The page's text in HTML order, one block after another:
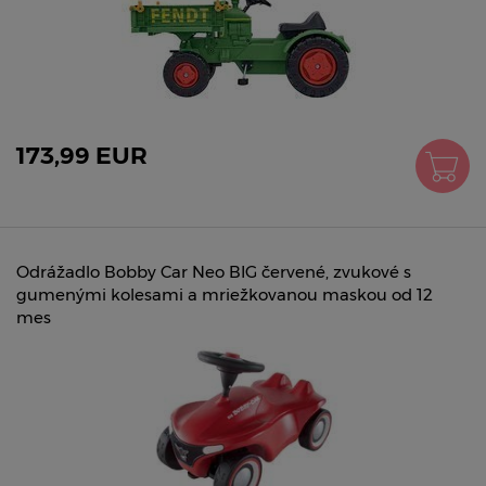
173,99 EUR
Odrážadlo Bobby Car Neo BIG červené, zvukové s
gumenými kolesami a mriežkovanou maskou od 12
mes